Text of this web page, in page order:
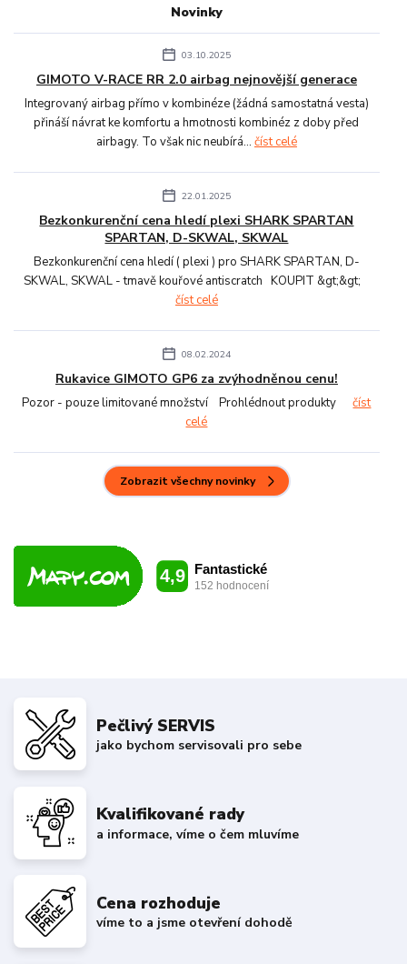
Novinky
03.10.2025
GIMOTO V-RACE RR 2.0 airbag nejnovější generace
Integrovaný airbag přímo v kombinéze (žádná samostatná vesta)
přináší návrat ke komfortu a hmotnosti kombinéz z doby před
airbagy. To však nic neubírá... číst celé
22.01.2025
Bezkonkurenční cena hledí plexi SHARK SPARTAN
SPARTAN, D-SKWAL, SKWAL
Bezkonkurenční cena hledí ( plexi ) pro SHARK SPARTAN, D-
SKWAL, SKWAL - tmavě kouřové antiscratch KOUPIT &gt;&gt;
číst celé
08.02.2024
Rukavice GIMOTO GP6 za zvýhodněnou cenu!
Pozor - pouze limitované množství Prohlédnout produktyčíst
celé
Zobrazit všechny novinky
Pečlivý SERVIS
jako bychom servisovali pro sebe
Kvalifikované rady
a informace, víme o čem mluvíme
Cena rozhoduje
víme to a jsme otevření dohodě